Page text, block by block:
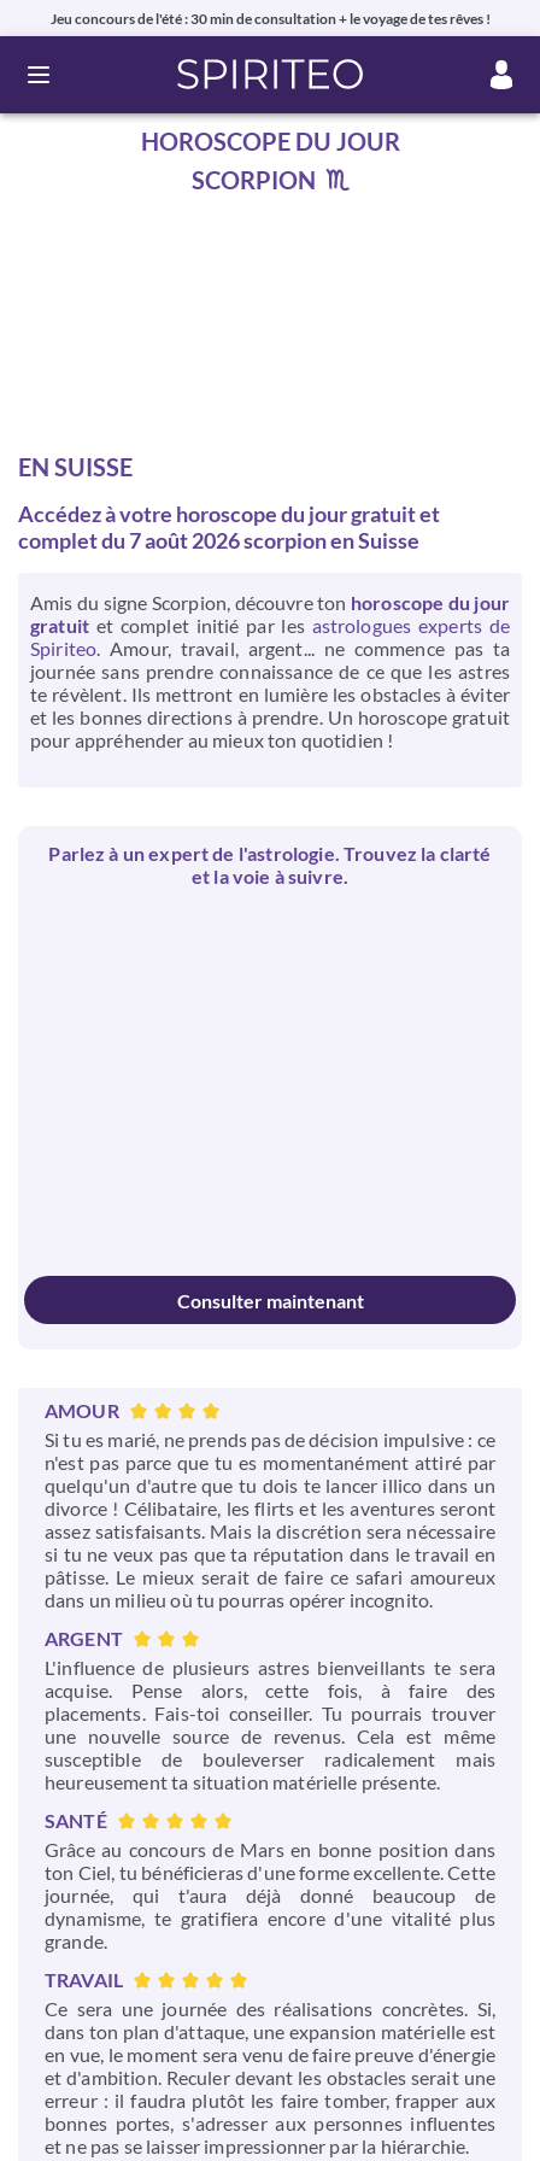
Jeu concours de l'été : 30 min de consultation + le voyage de tes rêves !
Ouvrir le menu
HOROSCOPE DU JOUR
SCORPION
EN SUISSE
Accédez à votre horoscope du jour gratuit et
complet du 7 août 2026 scorpion en Suisse
Amis du signe Scorpion, découvre ton horoscope du jour
gratuit et complet initié par les astrologues experts de
Spiriteo. Amour, travail, argent... ne commence pas ta
journée sans prendre connaissance de ce que les astres
te révèlent. Ils mettront en lumière les obstacles à éviter
et les bonnes directions à prendre. Un horoscope gratuit
pour appréhender au mieux ton quotidien !
Parlez à un expert de l'astrologie. Trouvez la clarté
et la voie à suivre.
Consulter maintenant
AMOUR
Si tu es marié, ne prends pas de décision impulsive : ce
n'est pas parce que tu es momentanément attiré par
quelqu'un d'autre que tu dois te lancer illico dans un
divorce ! Célibataire, les flirts et les aventures seront
assez satisfaisants. Mais la discrétion sera nécessaire
si tu ne veux pas que ta réputation dans le travail en
pâtisse. Le mieux serait de faire ce safari amoureux
dans un milieu où tu pourras opérer incognito.
ARGENT
L'influence de plusieurs astres bienveillants te sera
acquise. Pense alors, cette fois, à faire des
placements. Fais-toi conseiller. Tu pourrais trouver
une nouvelle source de revenus. Cela est même
susceptible de bouleverser radicalement mais
heureusement ta situation matérielle présente.
SANTÉ
Grâce au concours de Mars en bonne position dans
ton Ciel, tu bénéficieras d'une forme excellente. Cette
journée, qui t'aura déjà donné beaucoup de
dynamisme, te gratifiera encore d'une vitalité plus
grande.
TRAVAIL
Ce sera une journée des réalisations concrètes. Si,
dans ton plan d'attaque, une expansion matérielle est
en vue, le moment sera venu de faire preuve d'énergie
et d'ambition. Reculer devant les obstacles serait une
erreur : il faudra plutôt les faire tomber, frapper aux
bonnes portes, s'adresser aux personnes influentes
et ne pas se laisser impressionner par la hiérarchie.